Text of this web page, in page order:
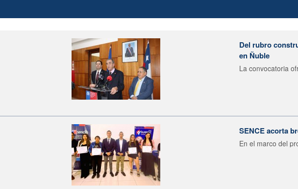
Del rubro
en Ñuble
La convocatoria
SENCE acorta
En el marco del